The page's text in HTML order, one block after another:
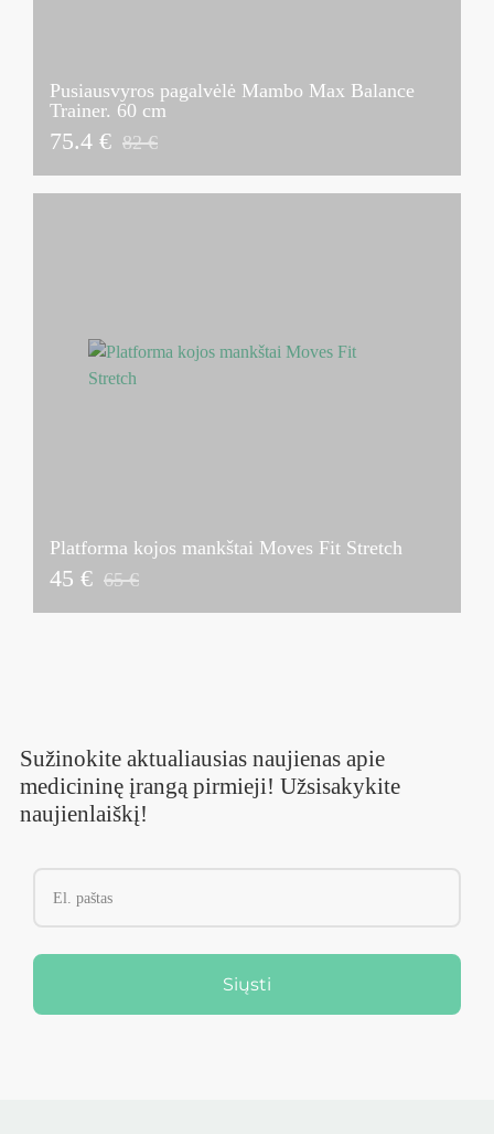
Pusiausvyros pagalvėlė Mambo Max Balance
Trainer. 60 cm
75.4 € 82 €
Platforma kojos mankštai Moves Fit Stretch
45 € 65 €
Sužinokite aktualiausias naujienas apie
medicininę įrangą pirmieji! Užsisakykite
naujienlaiškį!
Siųsti